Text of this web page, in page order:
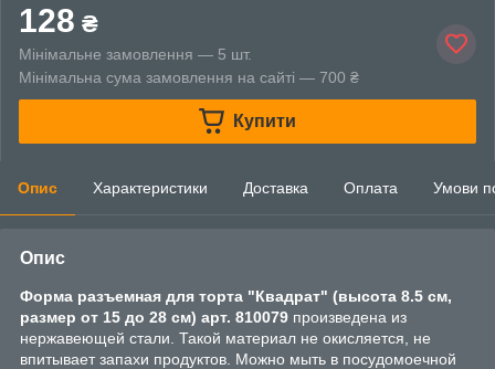
128 ₴
Мінімальне замовлення — 5 шт.
Мінімальна сума замовлення на сайті — 700 ₴
Купити
Опис Характеристики Доставка Оплата Умови
Опис
Форма разъемная для торта "Квадрат" (высота 8.5 см,
размер от 15 до 28 см) арт. 810079 произведена из
нержавеющей стали. Такой материал не окисляется, не
впитывает запахи продуктов. Можно мыть в посудомоечной